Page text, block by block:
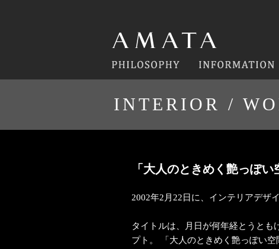
INTERIOR /
「大人のときめく艶っぽい
2002年2月22日に、インテリアデザ
タイトルは、月日が何年経とうと
プト。 「大人のときめく艶っぽい